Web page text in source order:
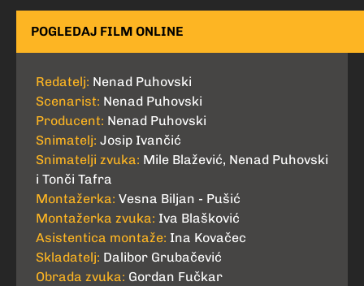
POGLEDAJ FILM ONLINE
Redatelj: Nenad Puhovski
Scenarist: Nenad Puhovski
Producent: Nenad Puhovski
Snimatelj: Josip Ivančić
Snimatelji zvuka: Mile Blažević, Nenad Puhovski
i Tonči Tafra
Montažerka: Vesna Biljan - Pušić
Montažerka zvuka: Iva Blašković
Asistentica montaže: Ina Kovačec
Skladatelj: Dalibor Grubačević
Obrada zvuka: Gordan Fučkar